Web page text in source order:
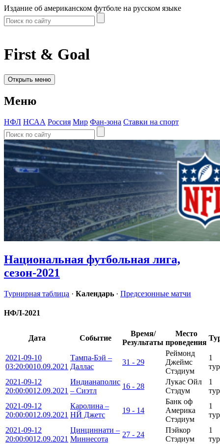
Издание об американском футболе на русском языке
First & Goal
Открыть меню
Меню
НФЛ НСАА Россия Мир Фан-зона Ставки на спорт
Национальная футбольная лига,
сезон-2021
Турнирная таблица · Календарь · Предсезонные матчи
НФЛ-2021
Дата Событие
Время/
Результаты
Место
проведения
2021-09-10
03:20:0010.09.2021
Тампа-Бэй –
Даллас
31 - 29
Реймонд
Джеймс
Стэдиум
1
тур
2021-09-12
20:00:0012.09.2021
Индианаполис
– Сиэтл
16 - 28
Лукаc Ойл
Стэдум
1
тур
2021-09-12
20:00:0012.09.2021
Каролина –
НЙ Джетс
19 - 14
Банк оф
Америка
Стэдиум
1
тур
2021-09-12
20:00:0012.09.2021
Цинциннати –
Миннесота
27 - 24
Пэйкор
Стэдиум
1
тур